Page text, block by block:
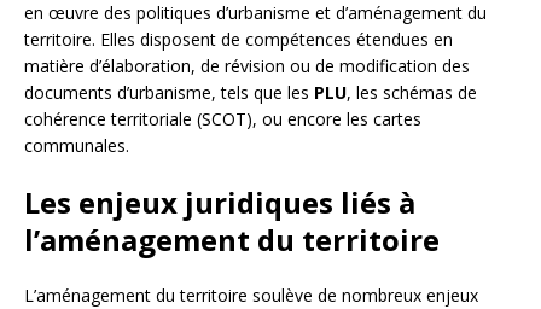
en œuvre des politiques d’urbanisme et d’aménagement du
territoire. Elles disposent de compétences étendues en
matière d’élaboration, de révision ou de modification des
documents d’urbanisme, tels que les PLU, les schémas de
cohérence territoriale (SCOT), ou encore les cartes
communales.
Les enjeux juridiques liés à
l’aménagement du territoire
L’aménagement du territoire soulève de nombreux enjeux